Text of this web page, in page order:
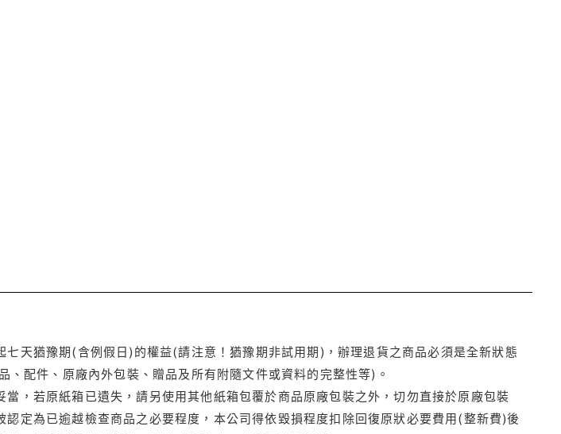
天猶豫期(含例假日)的權益(請注意！猶豫期非試用期)，辦理退貨之商品必須是全新狀態
配件、原廠內外包裝、贈品及所有附隨文件或資料的完整性等)。
，若原紙箱已遺失，請另使用其他紙箱包覆於商品原廠包裝之外，切勿直接於原廠包裝
認定為已逾越檢查商品之必要程度，本公司得依毀損程度扣除回復原狀必要費用(整新費)後